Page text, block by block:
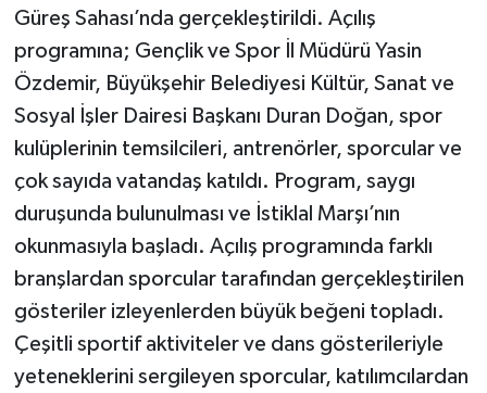
Güreş Sahası’nda gerçekleştirildi. Açılış
programına; Gençlik ve Spor İl Müdürü Yasin
Özdemir, Büyükşehir Belediyesi Kültür, Sanat ve
Sosyal İşler Dairesi Başkanı Duran Doğan, spor
kulüplerinin temsilcileri, antrenörler, sporcular ve
çok sayıda vatandaş katıldı. Program, saygı
duruşunda bulunulması ve İstiklal Marşı’nın
okunmasıyla başladı. Açılış programında farklı
branşlardan sporcular tarafından gerçekleştirilen
gösteriler izleyenlerden büyük beğeni topladı.
Çeşitli sportif aktiviteler ve dans gösterileriyle
yeteneklerini sergileyen sporcular, katılımcılardan